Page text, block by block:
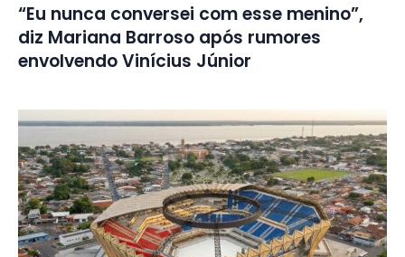
“Eu nunca conversei com esse menino”,
diz Mariana Barroso após rumores
envolvendo Vinícius Júnior